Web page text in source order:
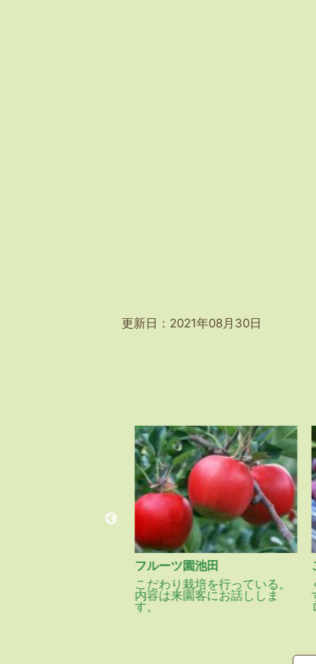
更新日：2021年08月30日
フルーツ園池田
こだわり栽培を行っている。
内容は来園客にお話ししま
す。